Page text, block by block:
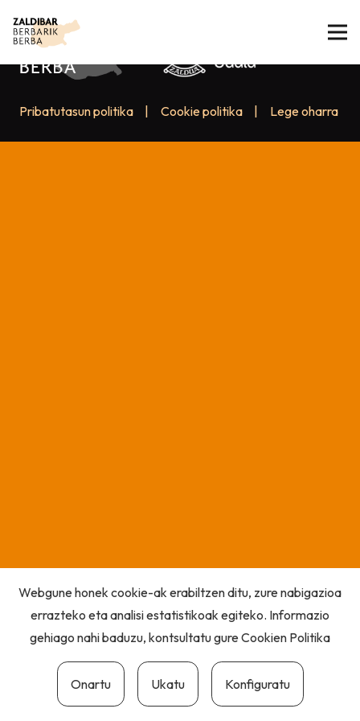
Pribatutasun politika Cookie politika Lege oharra
Webgune honek cookie-ak erabiltzen ditu, zure nabigazioa
errazteko eta analisi estatistikoak egiteko. Informazio
gehiago nahi baduzu, kontsultatu gureCookien Politika
Onartu Ukatu Konfiguratu